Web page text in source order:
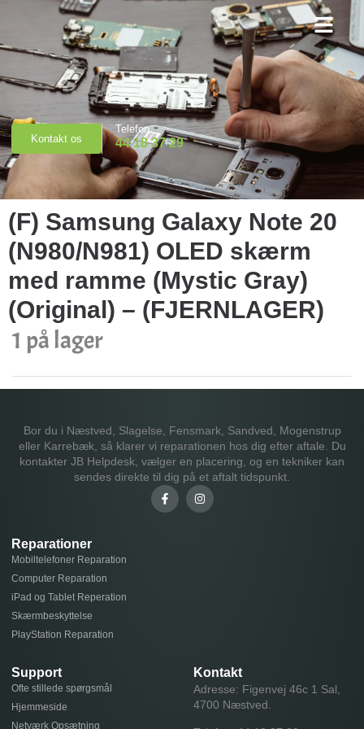
Kontakt os
Telefon
44 18 37 29
(F) Samsung Galaxy Note 20
(N980/N981) OLED skærm
med ramme (Mystic Gray)
(Original) – (FJERNLAGER)
1 på lager
Bor du i Næstved, Slagelse, Fensmark, Sandved, Mogenstrup
eller Karrebæk, så klarer vi reparationen hos dig efter aftale. Du
kontakter JB Helpdesk, vælger en placering, og en tekniker kan
sendes direkte til dig på et aftalt tidspunkt.
Reparationer
Mobiltelefoner Reparation
Computer Reparation
iPad og Tablet Reperation
Skærmbeskyttelse
PlayStation Reparation
Support
Ofte stillede spørgsmål
Hjemmeside
Netværk Opsætning
Kontakt
Adresse: Figenvej 46c 1 Sal,
4700 Næstved.